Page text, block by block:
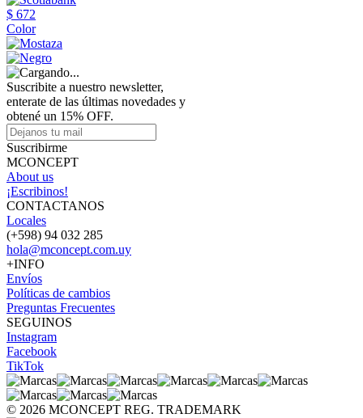
$ 672
Color
Suscribite a nuestro newsletter,
enterate de las últimas novedades y
obtené un 15% OFF.
Suscribirme
MCONCEPT
About us
¡Escribinos!
CONTACTANOS
Locales
(+598) 94 032 285
hola@mconcept.com.uy
+INFO
Envíos
Políticas de cambios
Preguntas Frecuentes
SEGUINOS
Instagram
Facebook
TikTok
© 2026 MCONCEPT REG. TRADEMARK